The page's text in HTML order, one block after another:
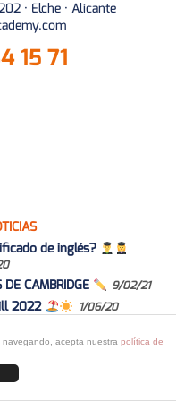
navegando, acepta nuestra política de
· Elche · Alicante
15 71
de inglés?
CAMBRIDGE 9/02/21
2022 1/06/20